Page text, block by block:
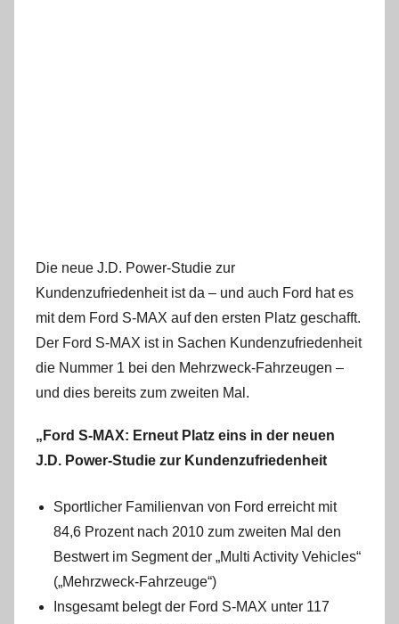
Die neue J.D. Power-Studie zur
Kundenzufriedenheit ist da – und auch Ford hat es
mit dem Ford S-MAX auf den ersten Platz geschafft.
Der Ford S-MAX ist in Sachen Kundenzufriedenheit
die Nummer 1 bei den Mehrzweck-Fahrzeugen –
und dies bereits zum zweiten Mal.
„Ford S-MAX: Erneut Platz eins in der neuen
J.D. Power-Studie zur Kundenzufriedenheit
Sportlicher Familienvan von Ford erreicht mit
84,6 Prozent nach 2010 zum zweiten Mal den
Bestwert im Segment der „Multi Activity Vehicles“
(„Mehrzweck-Fahrzeuge“)
Insgesamt belegt der Ford S-MAX unter 117